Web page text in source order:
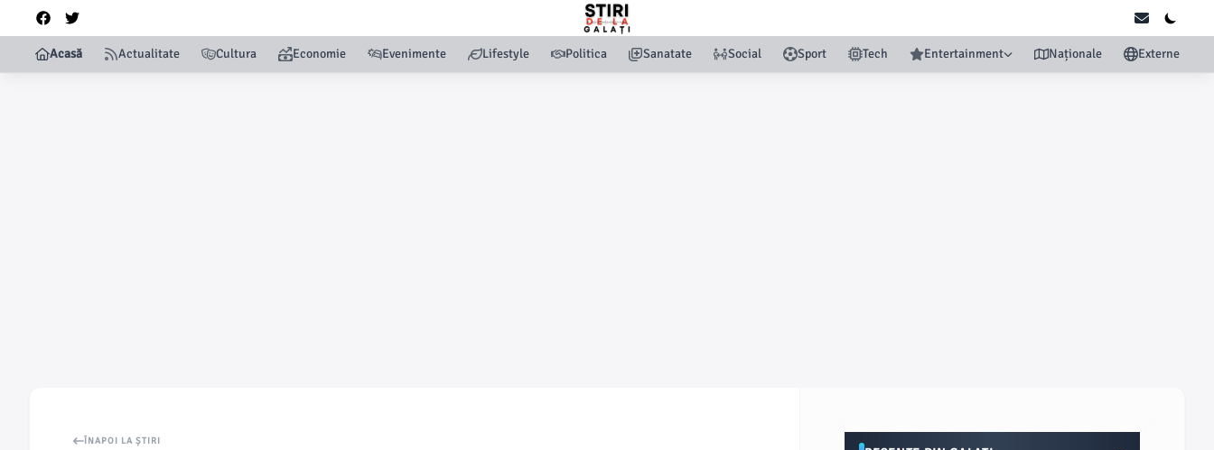
Acasă Actualitate Cultura Economie Evenimente Lifestyle Politica Sanatate Social Sport Tech Entertainment Naționale Externe
ÎNAPOI LA ȘTIRI